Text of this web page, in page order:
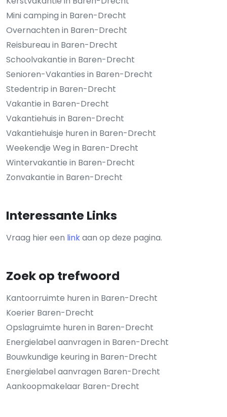
Mini camping in Baren-Drecht
Overnachten in Baren-Drecht
Reisbureau in Baren-Drecht
Schoolvakantie in Baren-Drecht
Senioren-Vakanties in Baren-Drecht
Stedentrip in Baren-Drecht
Vakantie in Baren-Drecht
Vakantiehuis in Baren-Drecht
Vakantiehuisje huren in Baren-Drecht
Weekendje Weg in Baren-Drecht
Wintervakantie in Baren-Drecht
Zonvakantie in Baren-Drecht
Interessante Links
Vraag hier een linkaan op deze pagina.
Zoek op trefwoord
Kantoorruimte huren in Baren-Drecht
Koerier Baren-Drecht
Opslagruimte huren in Baren-Drecht
Energielabel aanvragen in Baren-Drecht
Bouwkundige keuring in Baren-Drecht
Energielabel aanvragen Baren-Drecht
Aankoopmakelaar Baren-Drecht